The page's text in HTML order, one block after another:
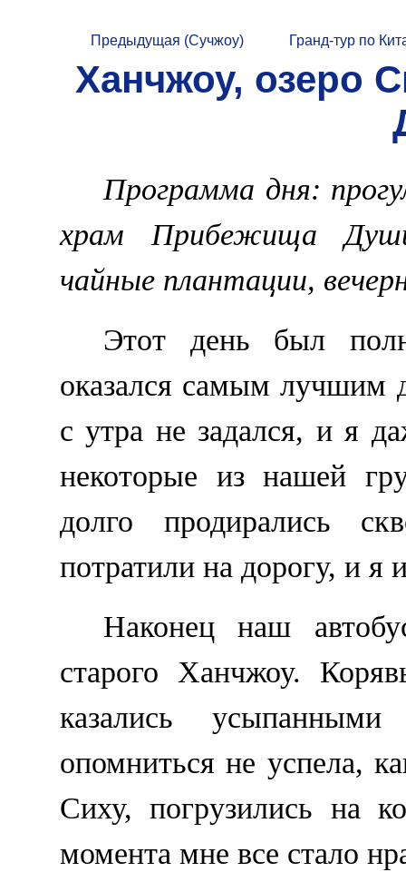
Предыдущая (Сучжоу) Гранд-тур по
Ханчжоу, озеро
Программа дня:
храм Прибежища
чайные плантации,
Этот день был
оказался самым лучшим
с утра не задался, и я
некоторые из нашей
долго продирались
потратили на дорогу, и я
Наконец наш
старого Ханчжоу.
казались
опомниться не успела,
Сиху, погрузились на
момента мне все стало